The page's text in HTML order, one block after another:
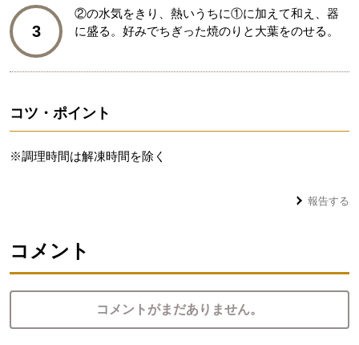
3
②の水気をきり、熱いうちに①に加えて和え、器
に盛る。好みでちぎった焼のりと大葉をのせる。
コツ・ポイント
※調理時間は解凍時間を除く
報告する
コメント
コメントがまだありません。